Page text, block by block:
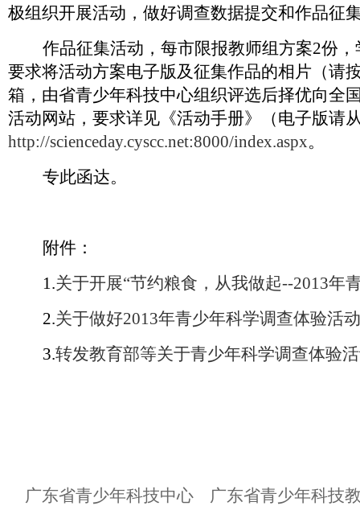
极组织开展活动，做好调查数据提交和作品征
作品征集活动，每市限报教师组方案2份，
要求将活动方案电子版及征集作品的相片（请
箱，由省青少年科技中心组织评选后择优向全
活动网站，要求详见《活动手册》（电子版请
http://scienceday.cyscc.net:8000/index.aspx。
专此函达。
附件：
1.关于开展“节约粮食，从我做起--2013年
2.关于做好2013年青少年科学调查体验活
3.转发教育部等关于青少年科学调查体验
广东省青少年科技中心
广东省青少年科技